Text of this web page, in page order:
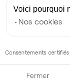
Wifi
Coin cafet'
Espace
Tables /
Voici pourquoi
Nos cookies
Consentements
Fermer